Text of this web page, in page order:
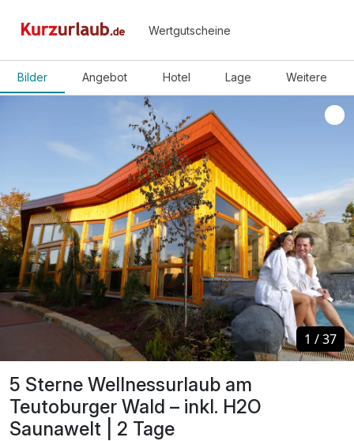
Wertgutscheine
Bilder Angebot Hotel Lage Weitere
5 Sterne Wellnessurlaub am
Teutoburger Wald – inkl. H2O
Saunawelt | 2 Tage
1 /37
1 /37